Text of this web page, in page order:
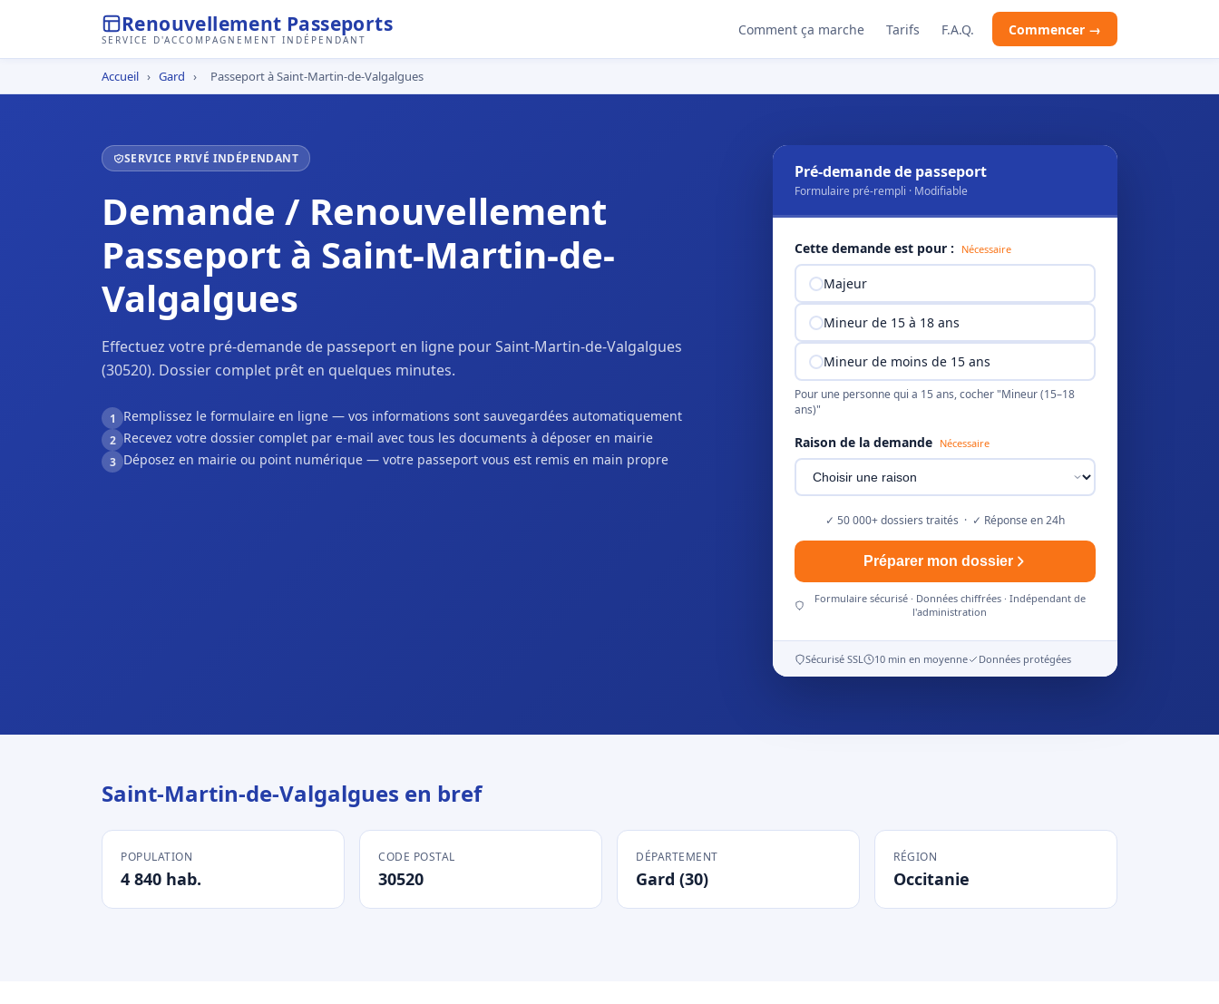
Renouvellement Passeports
SERVICE D'ACCOMPAGNEMENT INDÉPENDANT
Comment ça marche Tarifs F.A.Q. Commencer →
Accueil › Gard › Passeport à Saint-Martin-de-Valgalgues
SERVICE PRIVÉ INDÉPENDANT
Demande / Renouvellement
Passeport à Saint-Martin-de-
Valgalgues
Effectuez votre pré-demande de passeport en ligne pour Saint-Martin-de-Valgalgues
(30520). Dossier complet prêt en quelques minutes.
1 Remplissez le formulaire en ligne — vos informations sont sauvegardées automatiquement
2 Recevez votre dossier complet par e-mail avec tous les documents à déposer en mairie
3 Déposez en mairie ou point numérique — votre passeport vous est remis en main propre
Pré-demande de passeport
Formulaire pré-rempli · Modifiable
Cette demande est pour : Nécessaire
Majeur
Mineur de 15 à 18 ans
Mineur de moins de 15 ans
Pour une personne qui a 15 ans, cocher "Mineur (15–18
ans)"
Raison de la demande Nécessaire
✓ 50 000+ dossiers traités · ✓ Réponse en 24h
Préparer mon dossier
Formulaire sécurisé · Données chiffrées · Indépendant de
l'administration
Sécurisé SSL 10 min en moyenne Données protégées
Saint-Martin-de-Valgalgues en bref
POPULATION
4 840 hab.
CODE POSTAL
30520
DÉPARTEMENT
Gard (30)
RÉGION
Occitanie